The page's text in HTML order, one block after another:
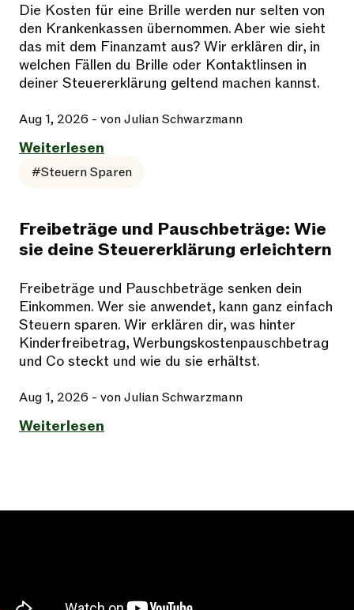
Die Kosten für eine Brille werden nur selten von
den Krankenkassen übernommen. Aber wie sieht
das mit dem Finanzamt aus? Wir erklären dir, in
welchen Fällen du Brille oder Kontaktlinsen in
deiner Steuererklärung geltend machen kannst.
Aug 1, 2026 - von Julian Schwarzmann
Weiterlesen
#Steuern Sparen
Freibeträge und Pauschbeträge: Wie
sie deine Steuererklärung erleichtern
Freibeträge und Pauschbeträge senken dein
Einkommen. Wer sie anwendet, kann ganz einfach
Steuern sparen. Wir erklären dir, was hinter
Kinderfreibetrag, Werbungskostenpauschbetrag
und Co steckt und wie du sie erhältst.
Aug 1, 2026 - von Julian Schwarzmann
Weiterlesen